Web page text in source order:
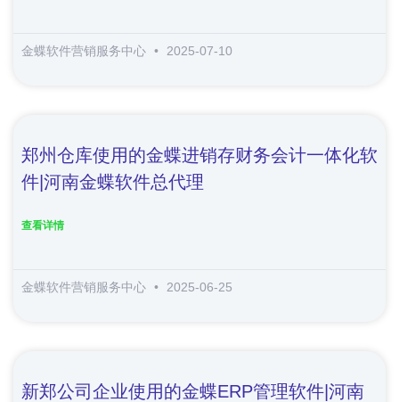
金蝶软件营销服务中心 2025-07-10
郑州仓库使用的金蝶进销存财务会计一体化软
件|河南金蝶软件总代理
查看详情
金蝶软件营销服务中心 2025-06-25
新郑公司企业使用的金蝶ERP管理软件|河南